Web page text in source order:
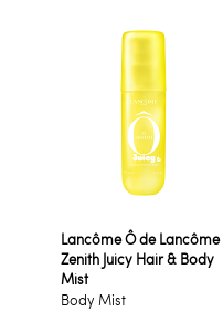
Lancôme Ô de Lancôme
Zenith Juicy Hair & Body
Mist
Body Mist